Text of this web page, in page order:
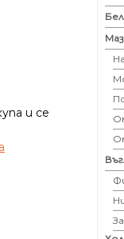
и се